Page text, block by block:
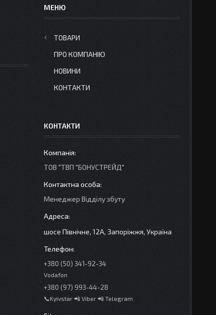
ТОВАРИ
ПРО КОМПАНІЮ
НОВИНИ
КОНТАКТИ
КОНТАКТИ
ТОВ "ТВП "БОНУСТРЕЙД"
Менеджер Відділу збуту
шосе Північне, 12А, Запоріжжя, Україна
+380 (50) 341-92-34
Vodafon
+380 (97) 993-44-28
📞Kyivstar 📲 Viber 📲 Telegram